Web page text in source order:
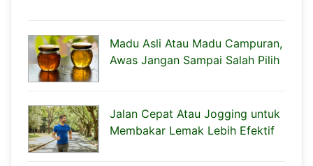
Madu Asli Atau Madu Campuran,
Awas Jangan Sampai Salah Pilih
Jalan Cepat Atau Jogging untuk
Membakar Lemak Lebih Efektif